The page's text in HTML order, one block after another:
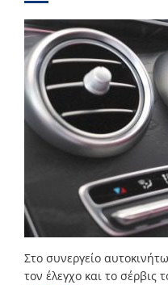
Στο συνεργείο
τον έλεγχο και το